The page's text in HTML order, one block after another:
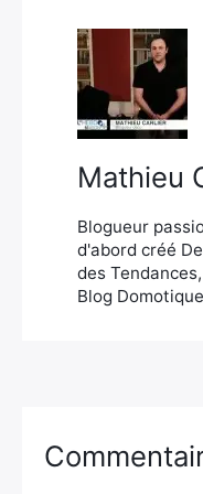
Mathieu
Blogueur
d'abord créé
des
Blog
Rechercher
: